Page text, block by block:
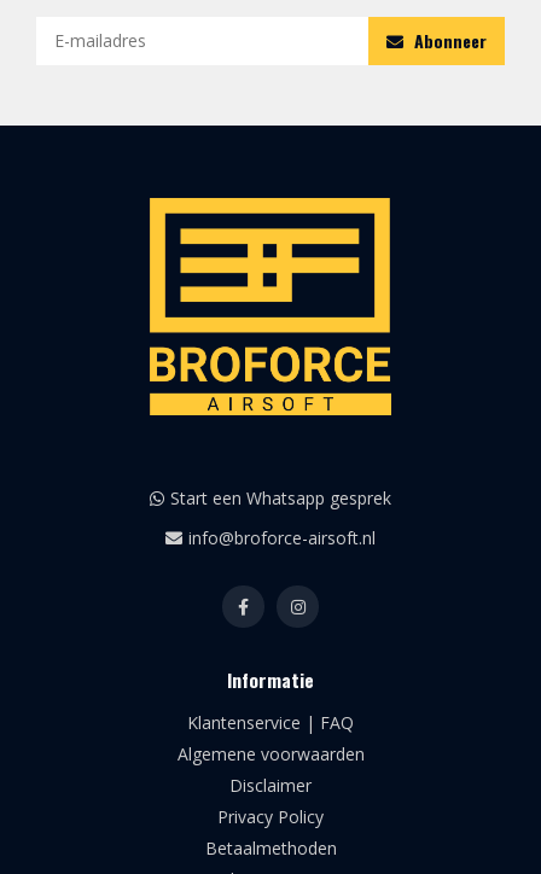
Abonneer
Start een Whatsapp gesprek
info@broforce-airsoft.nl
Informatie
Klantenservice | FAQ
Algemene voorwaarden
Disclaimer
Privacy Policy
Betaalmethoden